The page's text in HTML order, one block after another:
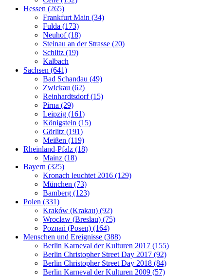
Hessen (265)
Frankfurt Main (34)
Fulda (173)
Neuhof (18)
Steinau an der Strasse (20)
Schlitz (19)
Kalbach
Sachsen (641)
Bad Schandau (49)
Zwickau (62)
Reinhardtsdorf (15)
Pirna (29)
Leipzig (161)
Königstein (15)
Görlitz (191)
Meißen (119)
Rheinland-Pfalz (18)
Mainz (18)
Bayern (325)
Kronach leuchtet 2016 (129)
München (73)
Bamberg (123)
Polen (331)
Kraków (Krakau) (92)
Wrocław (Breslau) (75)
Poznań (Posen) (164)
Menschen und Ereignisse (388)
Berlin Karneval der Kulturen 2017 (155)
Berlin Christopher Street Day 2017 (92)
Berlin Christopher Street Day 2018 (84)
Berlin Karneval der Kulturen 2009 (57)